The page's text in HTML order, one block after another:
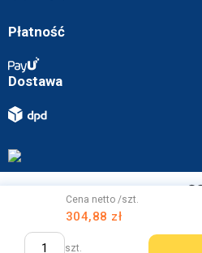
Cena netto /szt.
304,88 zł
szt.
Płatność
Dostawa
Projekt i wykonanie z